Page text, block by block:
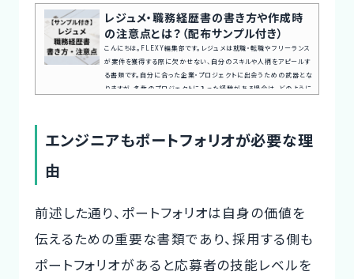
レジュメ・職務経歴書の書き方や作成時
の注意点とは？（配布サンプル付き）
こんにちは。FLEXY編集部です。レジュメは就職・転職やフリーランス
が案件を獲得する際に欠かせない、自分のスキルや人柄をアピールす
る書類です。自分に合った企業・プロジェクトに出会うための武器とな
りますが、多数のプロジェクトに入った経験がある場合は、どのように
らダウンロードいただけます。ご利用の際はMicrosoft Word ...
エンジニアもポートフォリオが必要な理
由
前述した通り、ポートフォリオは自身の価値を
伝えるための重要な書類であり、採用する側も
ポートフォリオがあると応募者の技能レベルを